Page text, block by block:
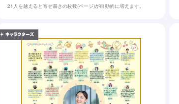
21人を越えると寄せ書きの枚数(ページ)が自動的に増えます。